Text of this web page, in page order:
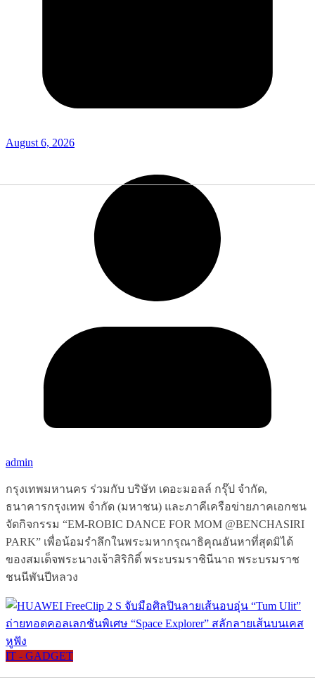
August 6, 2026
admin
กรุงเทพมหานคร ร่วมกับ บริษัท เดอะมอลล์ กรุ๊ป จำกัด,
ธนาคารกรุงเทพ จำกัด (มหาชน) และภาคีเครือข่ายภาคเอกชน
จัดกิจกรรม “EM-ROBIC DANCE FOR MOM @BENCHASIRI
PARK” เพื่อน้อมรำลึกในพระมหากรุณาธิคุณอันหาที่สุดมิได้
ของสมเด็จพระนางเจ้าสิริกิติ์ พระบรมราชินีนาถ พระบรมราช
ชนนีพันปีหลวง
IT - GADGET